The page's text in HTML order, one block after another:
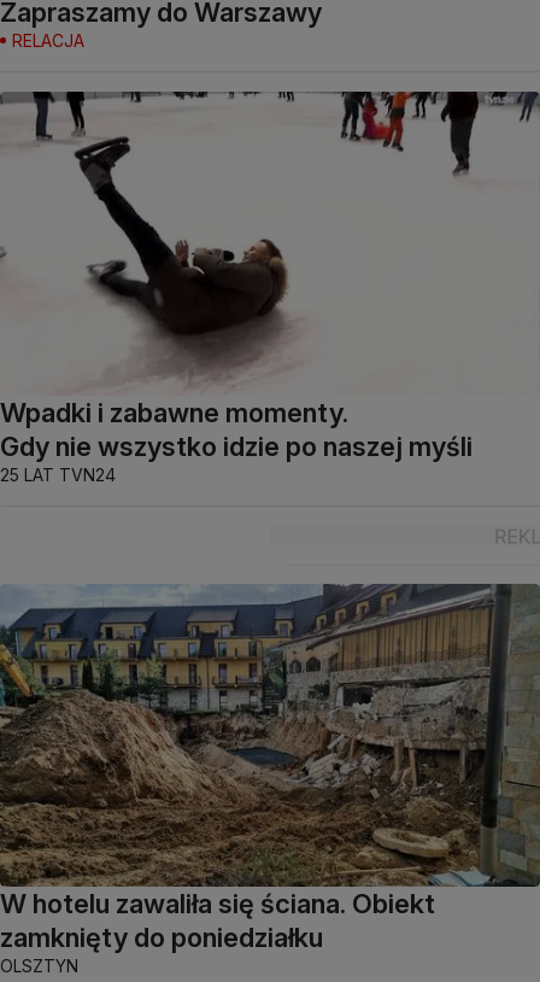
Zapraszamy do Warszawy
RELACJA
Wpadki i zabawne momenty.
Gdy nie wszystko idzie po naszej myśli
25 LAT TVN24
W hotelu zawaliła się ściana. Obiekt
zamknięty do poniedziałku
OLSZTYN